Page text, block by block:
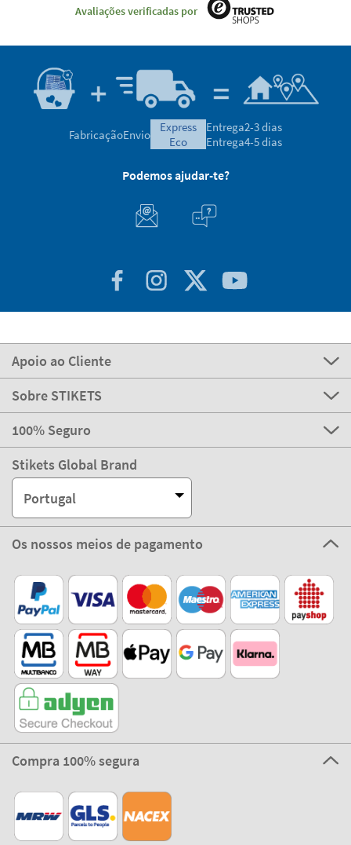
Avaliações verificadas por
FabricaçãoEnvio
express
eco
Entrega2-3 dias
Entrega4-5 dias
Podemos ajudar-te?
Apoio ao Cliente
Sobre STIKETS
100% Seguro
Stikets Global Brand
Portugal
Os nossos meios de pagamento
Compra 100% segura